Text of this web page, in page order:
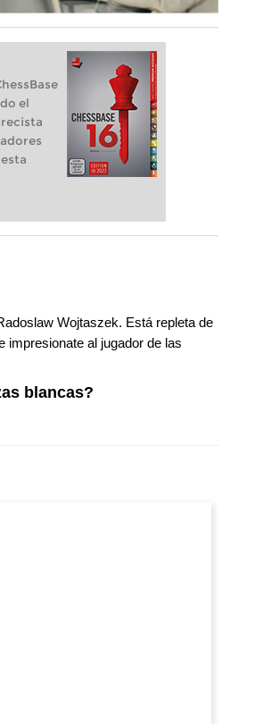
el
Wojtaszek. Está repleta de
impresionate al jugador de las
blancas?